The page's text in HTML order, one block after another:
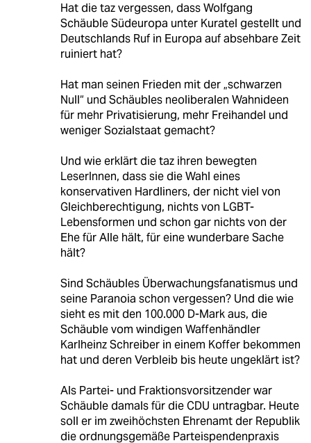
Hat die taz vergessen, dass Wolfgang
Schäuble Südeuropa unter Kuratel gestellt und
Deutschlands Ruf in Europa auf absehbare Zeit
ruiniert hat?
Hat man seinen Frieden mit der „schwarzen
Null“ und Schäubles neoliberalen Wahnideen
für mehr Privatisierung, mehr Freihandel und
weniger Sozialstaat gemacht?
Und wie erklärt die taz ihren bewegten
LeserInnen, dass sie die Wahl eines
konservativen Hardliners, der nicht viel von
Gleichberechtigung, nichts von LGBT-
Lebensformen und schon gar nichts von der
Ehe für Alle hält, für eine wunderbare Sache
hält?
Sind Schäubles Überwachungsfanatismus und
seine Paranoia schon vergessen? Und die wie
sieht es mit den 100.000 D-Mark aus, die
Schäuble vom windigen Waffenhändler
Karlheinz Schreiber in einem Koffer bekommen
hat und deren Verbleib bis heute ungeklärt ist?
Als Partei- und Fraktionsvorsitzender war
Schäuble damals für die CDU untragbar. Heute
soll er im zweihöchsten Ehrenamt der Republik
die ordnungsgemäße Parteispendenpraxis